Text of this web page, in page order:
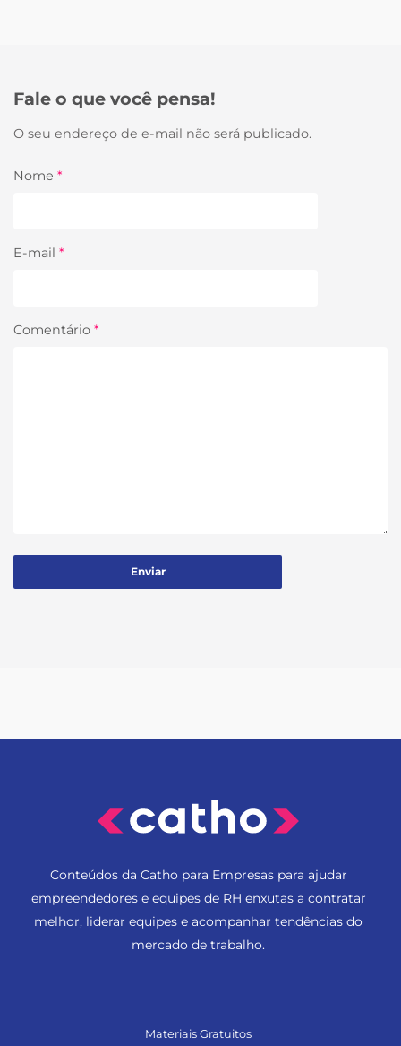
Fale o que você pensa!
O seu endereço de e-mail não será publicado.
Nome *
E-mail *
Comentário *
Conteúdos da Catho para Empresas para ajudar
empreendedores e equipes de RH enxutas a contratar
melhor, liderar equipes e acompanhar tendências do
mercado de trabalho.
Materiais Gratuitos